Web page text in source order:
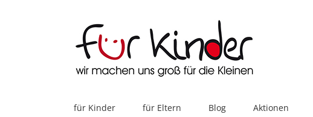
für Kinder für Eltern Blog Aktionen